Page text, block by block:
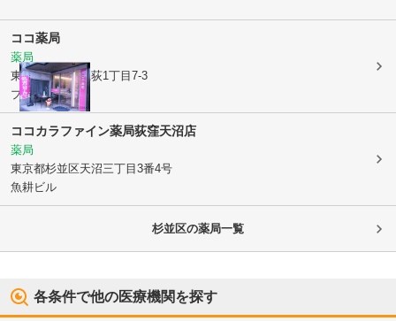
ココ薬局
薬局
東京都杉並区上荻1丁目7-3
プラネッツ 1階
ココカラファイン薬局荻窪天沼店
薬局
東京都杉並区天沼三丁目3番4号
魚耕ビル
杉並区の薬局一覧
各条件で他の医療機関を探す